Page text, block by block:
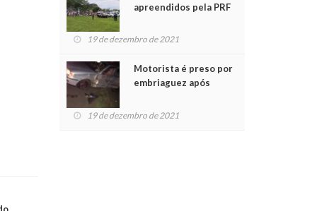
apreendidos pela PRF
crianças no Natal
19 de dezembro de 2021
Motorista é preso por
embriaguez após
feridos
19 de dezembro de 2021